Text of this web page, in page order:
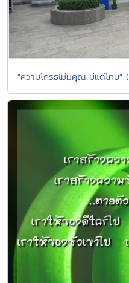
"ความโกรธไม่มีคุณ มีแต่โทษ